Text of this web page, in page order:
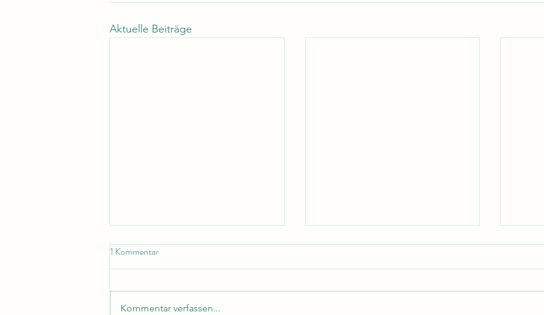
Aktuelle Beiträge
1 Kommentar
Kommentar verfassen...